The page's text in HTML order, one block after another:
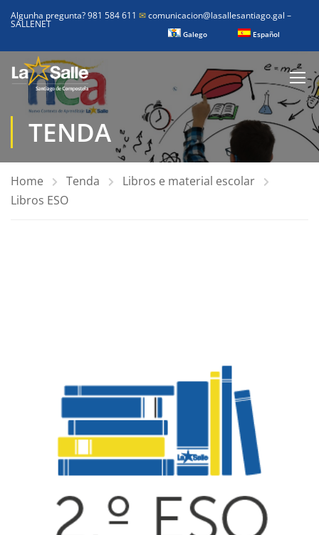
Algunha pregunta? 981 584 611 ✉comunicacion@lasallesantiago.gal –
SALLENET
Galego Español
TENDA
Home Tenda
Libros e material escolar
Libros ESO